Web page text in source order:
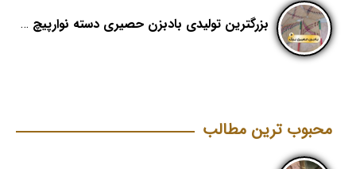
بزرگترین تولیدی بادبزن حصیری دسته نوارپیچ در ایران با اسم برند هدیکا
محبوب ترین مطالب